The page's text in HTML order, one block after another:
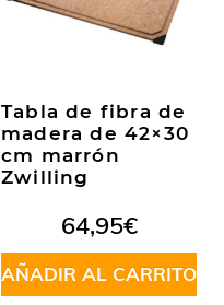
Tabla de fibra de
madera de 42×30
cm marrón
Zwilling
64,95€
AÑADIR AL CARRITO